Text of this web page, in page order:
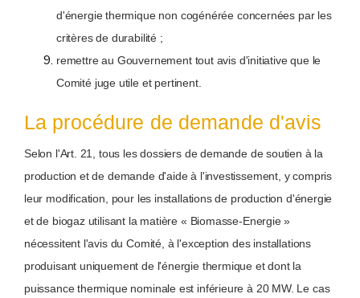
d'énergie thermique non cogénérée concernées par les
critères de durabilité ;
remettre au Gouvernement tout avis d'initiative que le
Comité juge utile et pertinent.
La procédure de demande d'avis
Selon l'Art. 21, tous les dossiers de demande de soutien à la
production et de demande d'aide à l'investissement, y compris
leur modification, pour les installations de production d'énergie
et de biogaz utilisant la matière « Biomasse-Energie »
nécessitent l'avis du Comité, à l'exception des installations
produisant uniquement de l'énergie thermique et dont la
puissance thermique nominale est inférieure à 20 MW. Le cas